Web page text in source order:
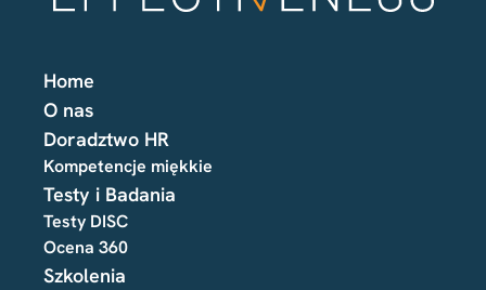
Home
O nas
Doradztwo HR
Kompetencje miękkie
Testy i Badania
Testy DISC
Ocena 360
Szkolenia